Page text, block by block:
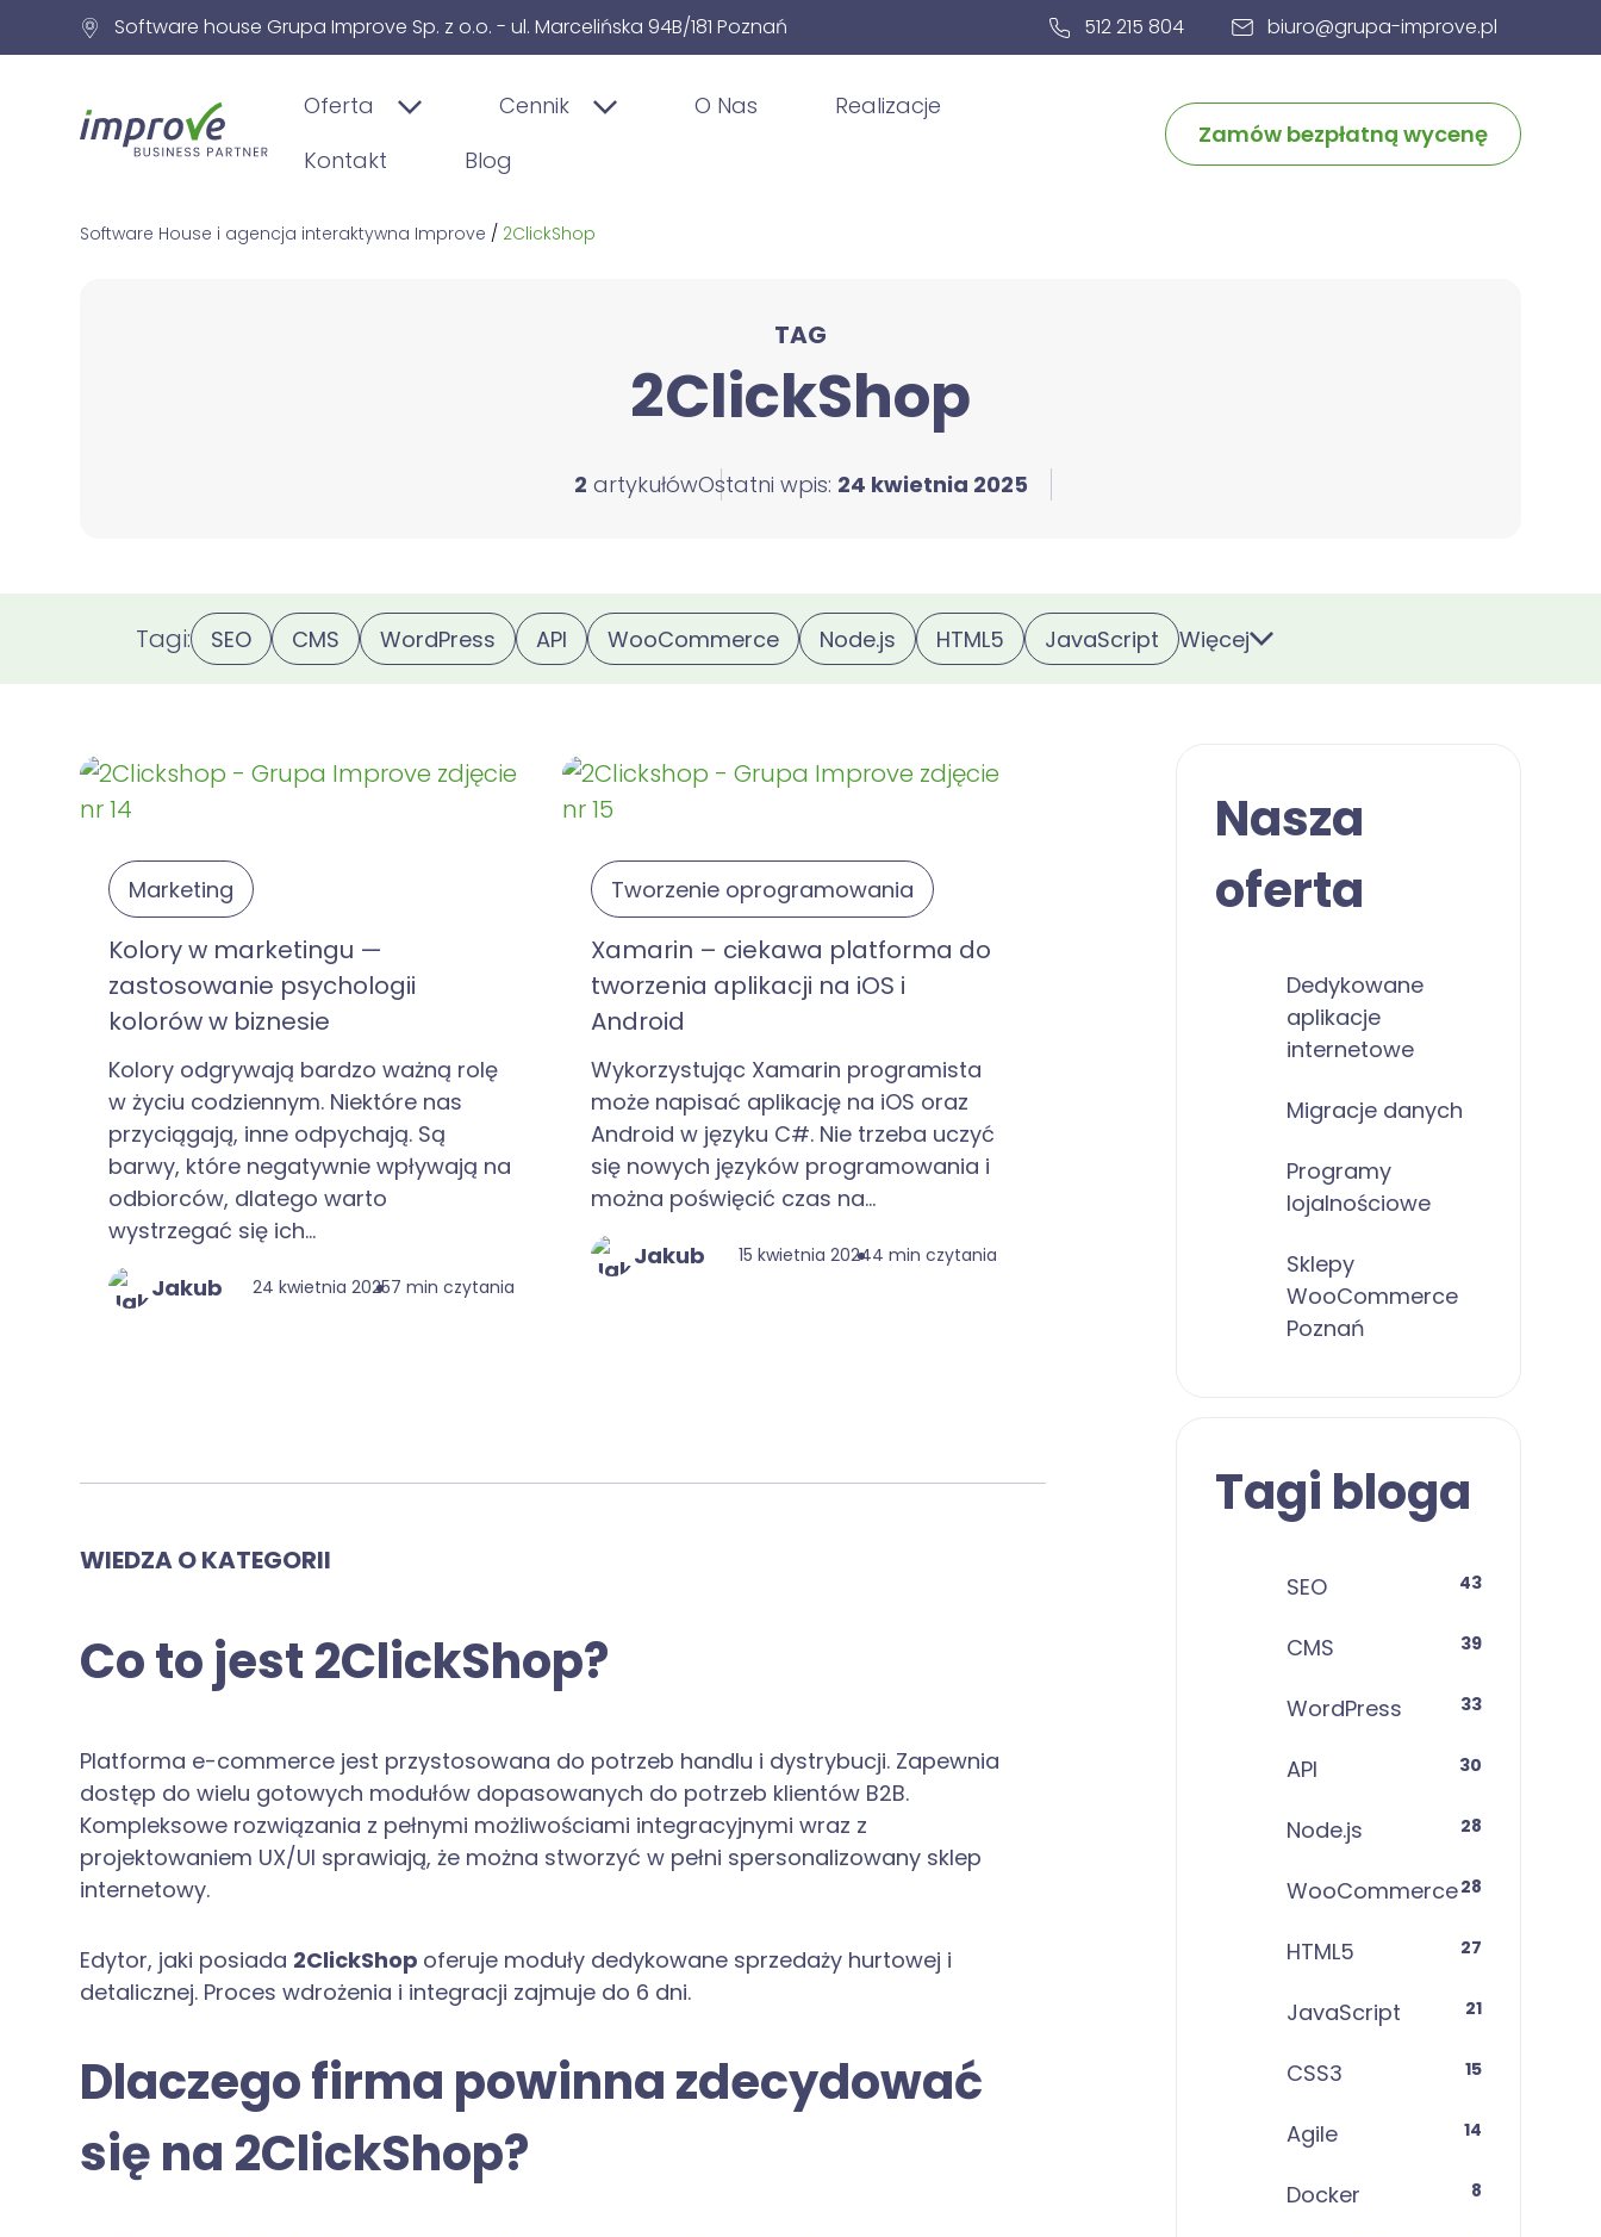
Software house Grupa Improve Sp. z o.o. - ul. Marcelińska 94B/181 Poznań 512 215 804 biuro@grupa-improve.pl
Oferta Cennik O Nas
Realizacje
Kontakt
Blog
Zamów bezpłatną wycenę
Software House i agencja interaktywna Improve / 2ClickShop
TAG
2ClickShop
2 artykułówOstatni wpis: 24 kwietnia 2025
Tagi: SEO CMS WordPress API WooCommerce Node.js HTML5 JavaScript Więcej
Marketing
Kolory w marketingu —
zastosowanie psychologii
kolorów w biznesie
Kolory odgrywają bardzo ważną rolę
w życiu codziennym. Niektóre nas
przyciągają, inne odpychają. Są
barwy, które negatywnie wpływają na
odbiorców, dlatego warto
wystrzegać się ich...
Jakub
24 kwietnia 20257 min czytania
Tworzenie oprogramowania
Xamarin – ciekawa platforma do
tworzenia aplikacji na iOS i
Android
Wykorzystując Xamarin programista
może napisać aplikację na iOS oraz
Android w języku C#. Nie trzeba uczyć
się nowych języków programowania i
można poświęcić czas na...
Jakub
15 kwietnia 20244 min czytania
WIEDZA O KATEGORII
Co to jest 2ClickShop?
Platforma e-commerce jest przystosowana do potrzeb handlu i dystrybucji. Zapewnia
dostęp do wielu gotowych modułów dopasowanych do potrzeb klientów B2B.
Kompleksowe rozwiązania z pełnymi możliwościami integracyjnymi wraz z
projektowaniem UX/UI sprawiają, że można stworzyć w pełni spersonalizowany sklep
internetowy.
Edytor, jaki posiada 2ClickShop oferuje moduły dedykowane sprzedaży hurtowej i
detalicznej. Proces wdrożenia i integracji zajmuje do 6 dni.
Dlaczego firma powinna zdecydować
się na 2ClickShop?
Nasza
oferta
Dedykowane
aplikacje
internetowe
Migracje danych
Programy
lojalnościowe
Sklepy
WooCommerce
Poznań
Tagi bloga
SEO 43
CMS 39
WordPress 33
API 30
Node.js 28
WooCommerce28
HTML5 27
JavaScript 21
CSS3 15
Agile 14
Docker 8